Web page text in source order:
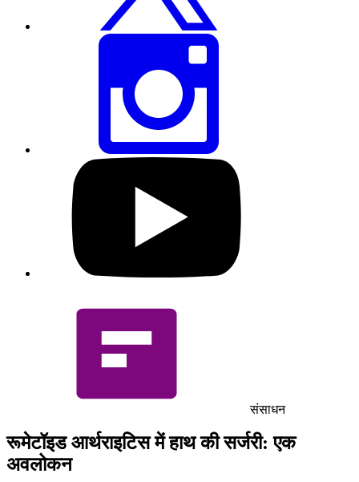
प्रोफाइल
संसाधन
रूमेटॉइड आर्थराइटिस में हाथ की सर्जरी: एक
अवलोकन